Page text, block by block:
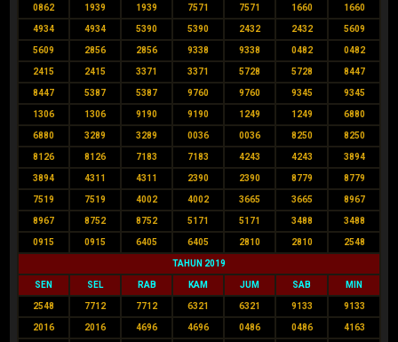
0862 1939 1939 7571 7571 1660 1660
4934 4934 5390 5390 2432 2432 5609
5609 2856 2856 9338 9338 0482 0482
2415 2415 3371 3371 5728 5728 8447
8447 5387 5387 9760 9760 9345 9345
1306 1306 9190 9190 1249 1249 6880
6880 3289 3289 0036 0036 8250 8250
8126 8126 7183 7183 4243 4243 3894
3894 4311 4311 2390 2390 8779 8779
7519 7519 4002 4002 3665 3665 8967
8967 8752 8752 5171 5171 3488 3488
0915 0915 6405 6405 2810 2810 2548
TAHUN 2019
SEN SEL RAB KAM JUM SAB MIN
2548 7712 7712 6321 6321 9133 9133
2016 2016 4696 4696 0486 0486 4163